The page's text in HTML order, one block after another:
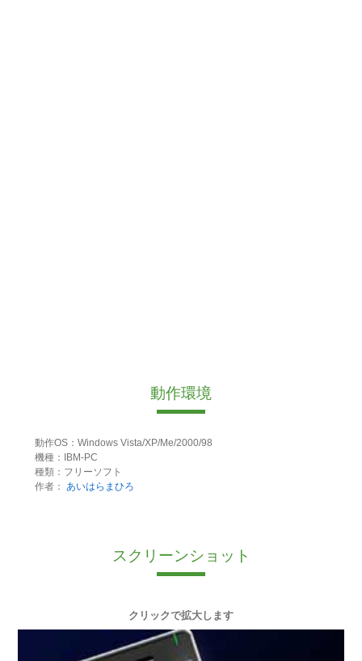
動作環境
動作OS：Windows Vista/XP/Me/2000/98
機種：IBM-PC
種類：フリーソフト
作者： あいはらまひろ
スクリーンショット
クリックで拡大します